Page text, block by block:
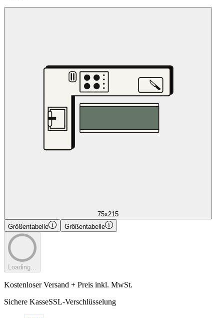
75x215
Größentabelle
Größentabelle
Loading...
Kostenloser Versand + Preis inkl. MwSt.
Sichere KasseSSL-Verschlüsselung